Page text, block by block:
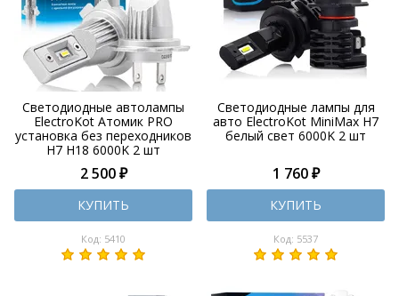
Светодиодные автолампы
ElectroKot Атомик PRO
установка без переходников
H7 H18 6000K 2 шт
2 500 ₽
КУПИТЬ
Код: 5410
Светодиодные лампы для
авто ElectroKot MiniMax H7
белый свет 6000K 2 шт
1 760 ₽
КУПИТЬ
Код: 5537